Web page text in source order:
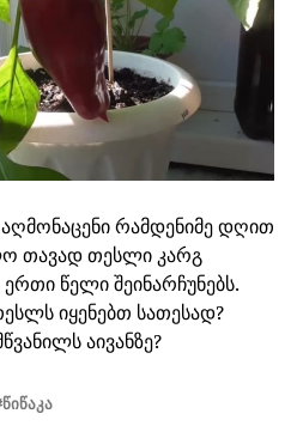
რამდენიმე დღით
თავად თესლი კარგ
წელი შეინარჩუნებს.
იყენებთ სათესად?
აივანზე?
ᲬᲘᲬᲐᲙᲐ